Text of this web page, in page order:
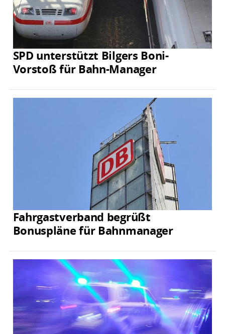
SPD unterstützt Bilgers Boni-
Vorstoß für Bahn-Manager
Fahrgastverband begrüßt
Bonuspläne für Bahnmanager